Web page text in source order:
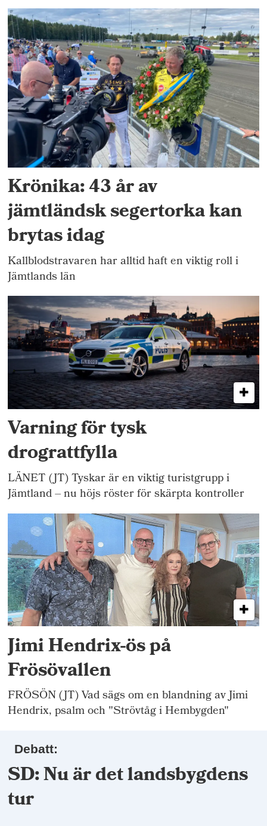
Krönika: 43 år av
jämtländsk segertorka kan
brytas idag
Kallblodstravaren har alltid haft en viktig roll i
Jämtlands län
Varning för tysk
drograttfylla
LÄNET (JT) Tyskar är en viktig turistgrupp i
Jämtland – nu höjs röster för skärpta kontroller
Jimi Hendrix-ös på
Frösövallen
FRÖSÖN (JT) Vad sägs om en blandning av Jimi
Hendrix, psalm och "Strövtåg i Hembygden"
Debatt:
SD: Nu är det landsbygdens
tur